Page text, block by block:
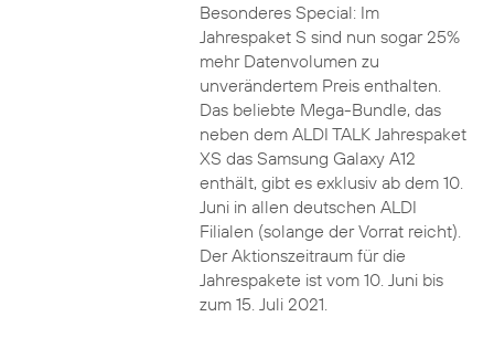
Besonderes Special: Im
Jahrespaket S sind nun sogar 25%
mehr Datenvolumen zu
unverändertem Preis enthalten.
Das beliebte Mega-Bundle, das
neben dem ALDI TALK Jahrespaket
XS das Samsung Galaxy A12
enthält, gibt es exklusiv ab dem 10.
Juni in allen deutschen ALDI
Filialen (solange der Vorrat reicht).
Der Aktionszeitraum für die
Jahrespakete ist vom 10. Juni bis
zum 15. Juli 2021.